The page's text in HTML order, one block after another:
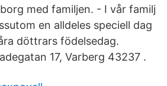
med familjen. - I vår familj
en alldeles speciell dag
döttrars födelsedag.
17, Varberg 43237 .